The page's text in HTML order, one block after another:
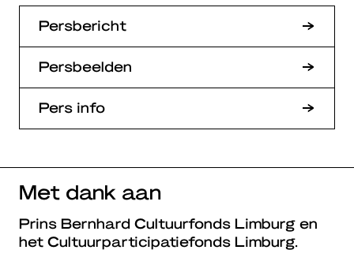
Persbericht
Persbeelden
Pers info
Met dank aan
Prins Bernhard Cultuurfonds Limburg en
het Cultuurparticipatiefonds Limburg.